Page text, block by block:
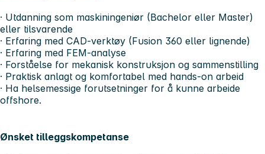
· Utdanning som maskiningeniør (Bachelor eller Master)
eller tilsvarende
· Erfaring med CAD-verktøy (Fusion 360 eller lignende)
· Erfaring med FEM-analyse
· Forståelse for mekanisk konstruksjon og sammenstilling
· Praktisk anlagt og komfortabel med hands-on arbeid
· Ha helsemessige forutsetninger for å kunne arbeide
offshore.
Ønsket tilleggskompetanse